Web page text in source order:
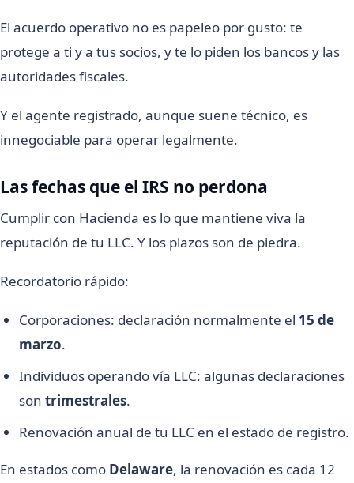
El acuerdo operativo no es papeleo por gusto: te
protege a ti y a tus socios, y te lo piden los bancos y las
autoridades fiscales.
Y el agente registrado, aunque suene técnico, es
innegociable para operar legalmente.
Las fechas que el IRS no perdona
Cumplir con Hacienda es lo que mantiene viva la
reputación de tu LLC. Y los plazos son de piedra.
Recordatorio rápido:
Corporaciones: declaración normalmente el 15 de
marzo.
Individuos operando vía LLC: algunas declaraciones
son trimestrales.
Renovación anual de tu LLC en el estado de registro.
En estados como Delaware, la renovación es cada 12